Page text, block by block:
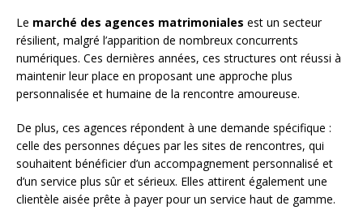
Le marché des agences matrimoniales est un secteur
résilient, malgré l’apparition de nombreux concurrents
numériques. Ces dernières années, ces structures ont réussi à
maintenir leur place en proposant une approche plus
personnalisée et humaine de la rencontre amoureuse.
De plus, ces agences répondent à une demande spécifique :
celle des personnes déçues par les sites de rencontres, qui
souhaitent bénéficier d’un accompagnement personnalisé et
d’un service plus sûr et sérieux. Elles attirent également une
clientèle aisée prête à payer pour un service haut de gamme.